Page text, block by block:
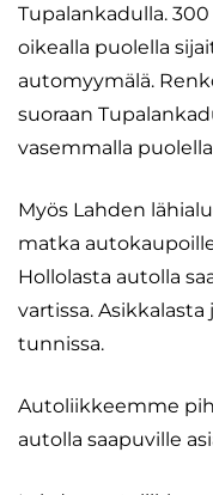
Tupalankadulla.
oikealla puolella
automyymälä.
suoraan
vasemmalla
Myös Lahden
matka
Hollolasta autolla
vartissa.
tunnissa.
Autoliikkeemme
autolla saapuville